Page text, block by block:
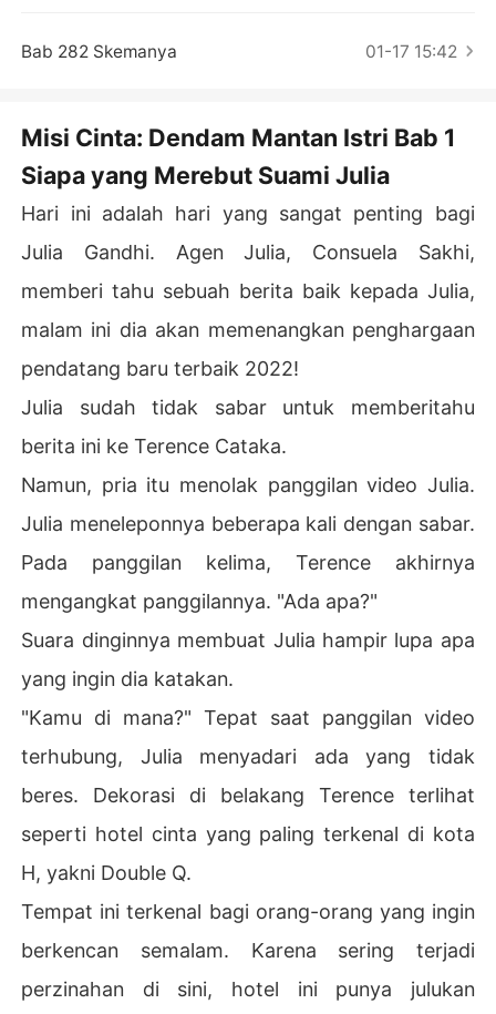
rgi ke negara lain.
Pada hari Jean kembali, Terence segera memutuskan u
ntuk menceraikan Julia, dan tidak peduli seberapa kera
dapat digoyahkan.
Merasa dikhianati oleh saudara perempuannya dan pri
i bahwa dia akan membalas dendam dan membuat mer
eka menyesali apa yang telah mereka lakukan padanya.
Bab 282 Skemanya 01-17 15:42
Misi Cinta: Dendam Mantan Istri Bab 1
Siapa yang Merebut Suami Julia
Hari ini adalah hari yang sangat penting bagi
Julia Gandhi. Agen Julia, Consuela Sakhi,
memberi tahu sebuah berita baik kepada Julia,
malam ini dia akan memenangkan penghargaan
pendatang baru terbaik 2022!
Julia sudah tidak sabar untuk memberitahu
berita ini ke Terence Cataka.
Namun, pria itu menolak panggilan video Julia.
Julia meneleponnya beberapa kali dengan sabar.
Pada panggilan kelima, Terence akhirnya
mengangkat panggilannya. "Ada apa?"
Suara dinginnya membuat Julia hampir lupa apa
yang ingin dia katakan.
"Kamu di mana?" Tepat saat panggilan video
terhubung, Julia menyadari ada yang tidak
beres. Dekorasi di belakang Terence terlihat
seperti hotel cinta yang paling terkenal di kota
H, yakni Double Q.
Tempat ini terkenal bagi orang-orang yang ingin
berkencan semalam. Karena sering terjadi
perzinahan di sini, hotel ini punya julukan